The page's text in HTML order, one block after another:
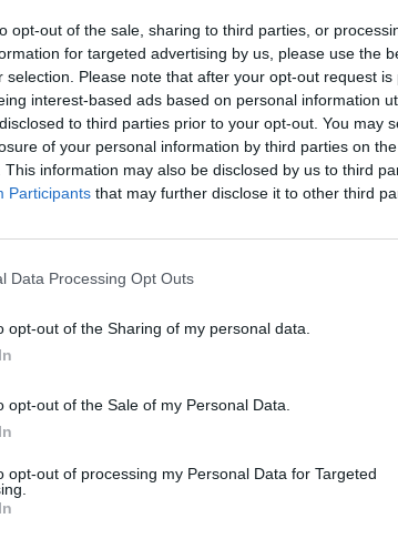
opt-out of the sale, sharing to third parties, or
for targeted advertising by us, please use the
selection. Please note that after your opt-out request
interest-based ads based on personal information
to third parties prior to your opt-out. You may
of your personal information by third parties on the
This information may also be disclosed by us to third
Participants that may further disclose it to other third
Data Processing Opt Outs
opt-out of the Sharing of my personal data.
opt-out of the Sale of my Personal Data.
opt-out of processing my Personal Data for Targeted
DESTAQUE LISBOA PSP
PRÓXIMO
Turismo do Algarve: Alojamentos
sobem 1,4% em dezembro em
relação ao mês anterior
à
um
III Salão do Livro
furtados